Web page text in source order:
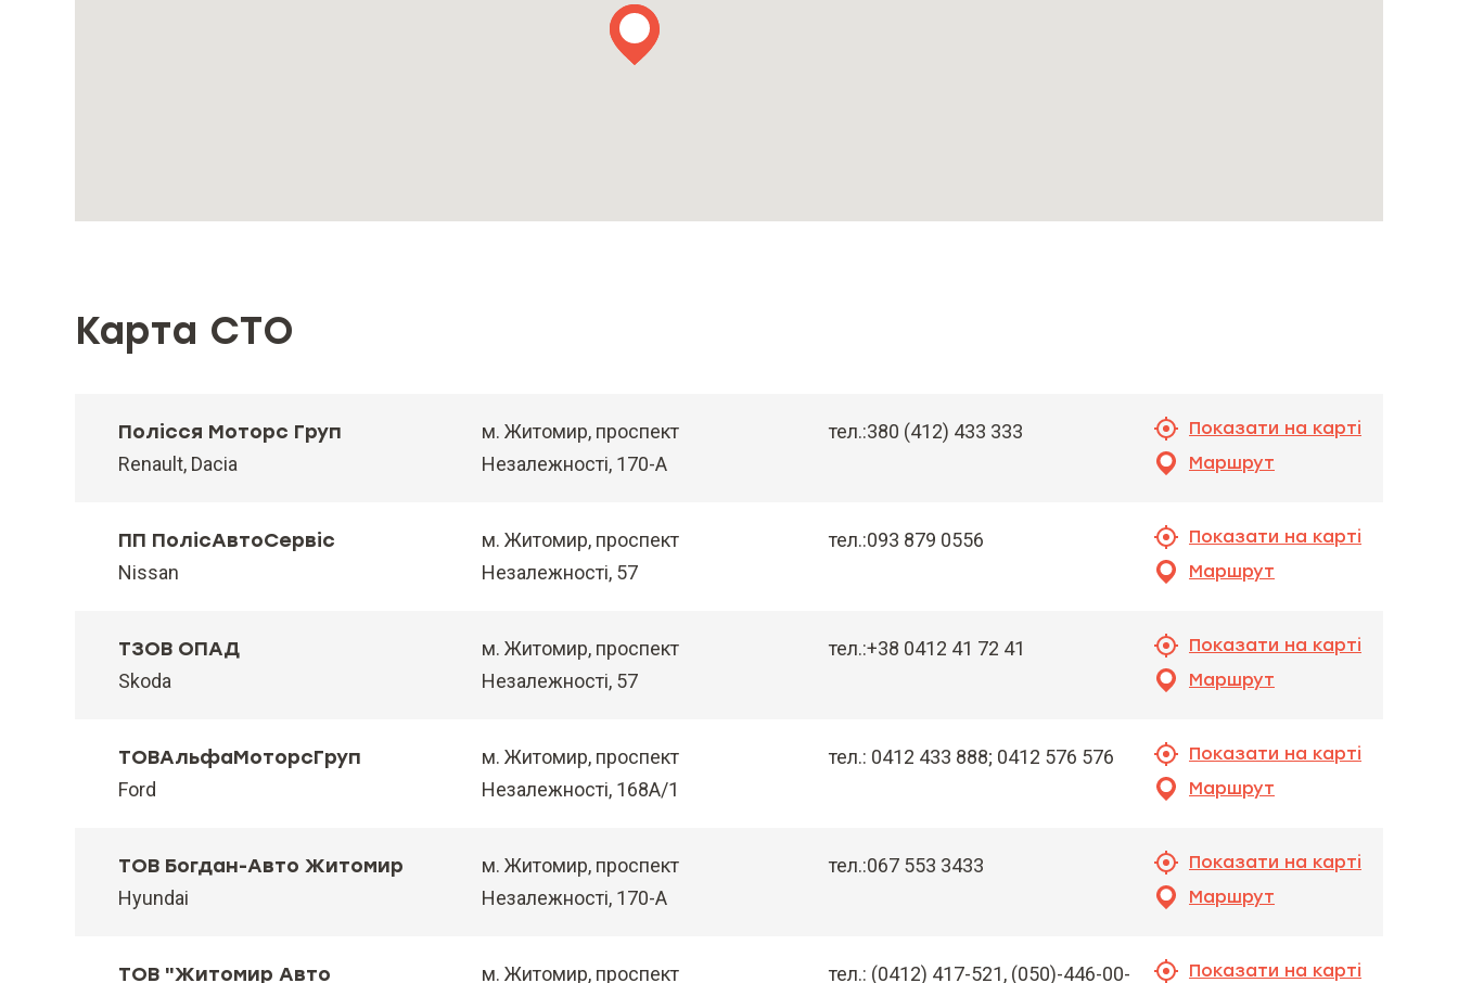
Карта СТО
Полісся Моторс Груп
Renault, Dacia
м. Житомир, проспект
Незалежності, 170-А
тел.:380 (412) 433 333
Показати на карті
Маршрут
ПП ПолісАвтоСервіс
Nissan
м. Житомир, проспект
Незалежності, 57
тел.:093 879 0556
Показати на карті
Маршрут
ТЗОВ ОПАД
Skoda
м. Житомир, проспект
Незалежності, 57
тел.:+38 0412 41 72 41
Показати на карті
Маршрут
ТОВАльфаМоторсГруп
Ford
м. Житомир, проспект
Незалежності, 168А/1
тел.: 0412 433 888; 0412 576 576
Показати на карті
Маршрут
ТОВ Богдан-Авто Житомир
Hyundai
м. Житомир, проспект
Незалежностi, 170-А
тел.:067 553 3433
Показати на карті
Маршрут
ТОВ "Житомир Авто
м. Житомир, проспект
тел.: (0412) 417-521, (050)-446-00-
Показати на карті